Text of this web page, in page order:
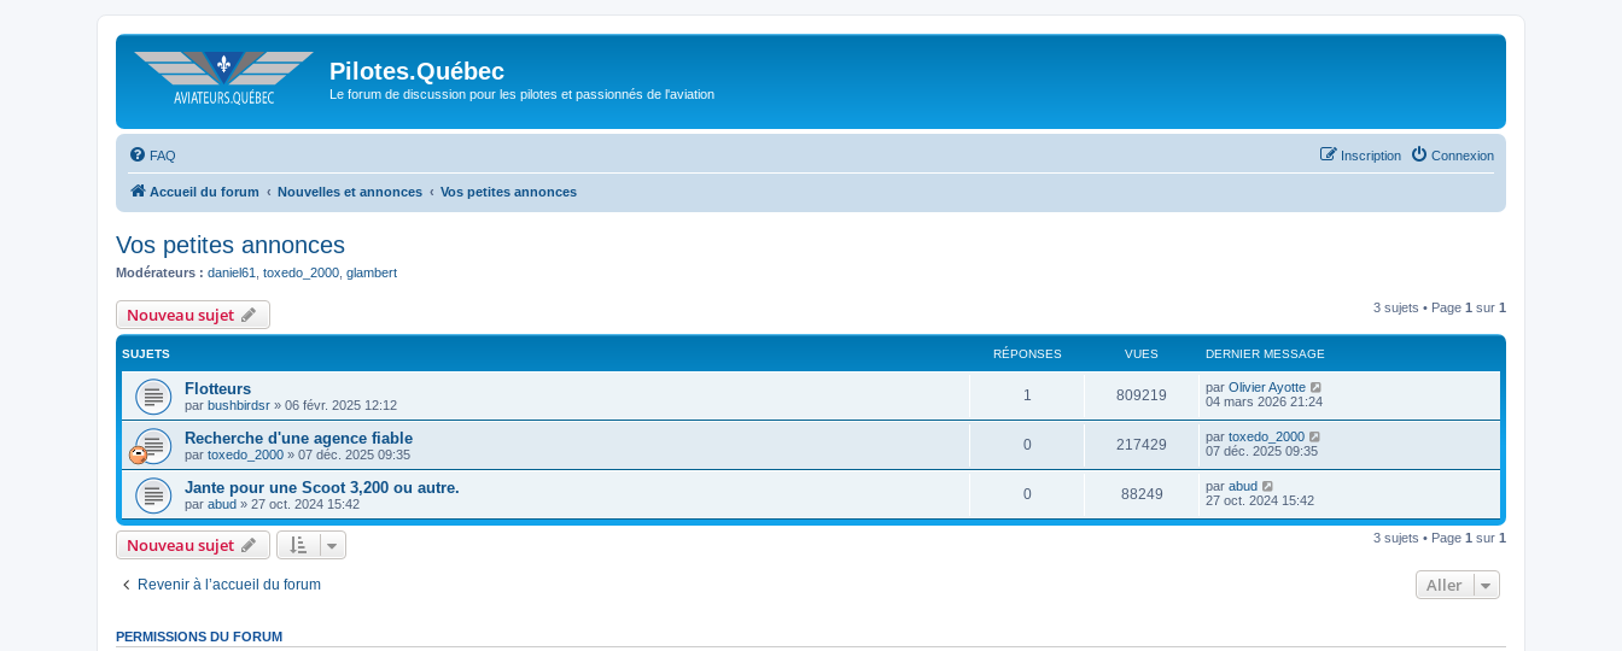
Pilotes.Québec
Le forum de discussion pour les pilotes et passionnés de l'aviation
FAQ Connexion
Inscription
Accueil du forum Nouvelles et annonces Vos petites annonces
Vos petites annonces
Modérateurs : daniel61 toxedo_2000 glambert
Nouveau sujet 3 sujets • Page 1 sur 1
SUJETS RÉPONSES VUES DERNIER MESSAGE
Flotteurs
par bushbirdsr » 06 févr. 2025 12:12
1 809219 par Olivier Ayotte
04 mars 2026 21:24
Recherche d'une agence fiable
par toxedo_2000 » 07 déc. 2025 09:35
0 217429 par toxedo_2000
07 déc. 2025 09:35
Jante pour une Scoot 3,200 ou autre.
par abud » 27 oct. 2024 15:42
0 88249 par abud
27 oct. 2024 15:42
Nouveau sujet 3 sujets • Page 1 sur 1
Revenir à l’accueil du forum Aller
PERMISSIONS DU FORUM